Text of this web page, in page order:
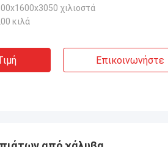
χιλιοστά
κιλά
Επικοινωνήστε